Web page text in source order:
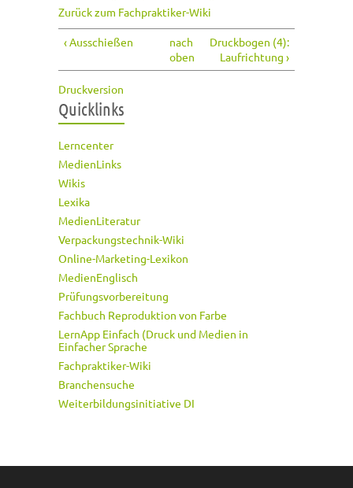
Zurück zum Fachpraktiker-Wiki
‹ Ausschießen
nach
oben
Druckbogen (4):
Laufrichtung ›
Druckversion
Quicklinks
Lerncenter
MedienLinks
Wikis
Lexika
MedienLiteratur
Verpackungstechnik-Wiki
Online-Marketing-Lexikon
MedienEnglisch
Prüfungsvorbereitung
Fachbuch Reproduktion von Farbe
LernApp Einfach (Druck und Medien in
Einfacher Sprache
Fachpraktiker-Wiki
Branchensuche
Weiterbildungsinitiative DI